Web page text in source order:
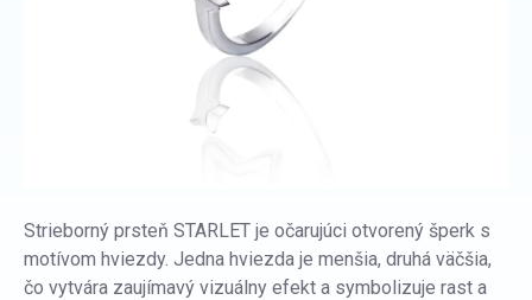
Strieborný prsteň STARLET je očarujúci otvorený šperk s
motívom hviezdy. Jedna hviezda je menšia, druhá väčšia,
čo vytvára zaujímavý vizuálny efekt a symbolizuje rast a